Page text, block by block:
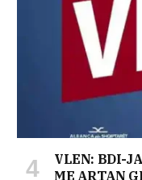
VLEN: BDI-
ME ARTAN